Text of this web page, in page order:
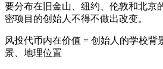
要分布在旧金山、纽约、伦敦和北京
密项目的创始人不得不做出改变。
风投代币内在价值 = 创始人的学校背
景、地理位置